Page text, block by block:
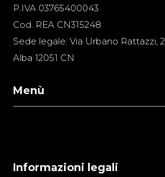
P.IVA 03765400043
Cod. REA CN315248
Sede legale: Via Urbano Rattazzi, 2
Alba 12051 CN
Menù
Informazioni legali